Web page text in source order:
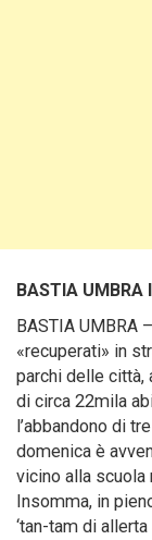
BASTIA UMBRA
BASTIA UMBRA
«recuperati» in
parchi delle città,
di circa 22mila
l’abbandono di
domenica è
vicino alla scuola
Insomma, in
‘tan-tam di